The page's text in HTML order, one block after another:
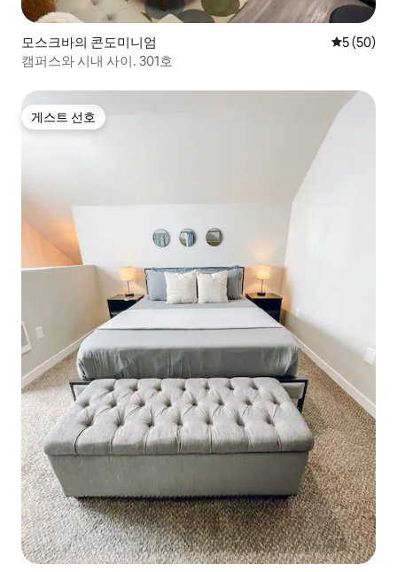
모스크바의 콘도미니엄 평점 5점(5
5 (50)
캠퍼스와 시내 사이. 301호
게스트 선호
게스트 선호